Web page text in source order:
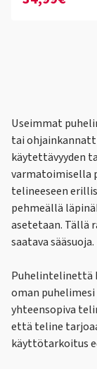
Useimmat
tai
käytettävyyden
varmatoimisella
telineeseen
pehmeällä
asetetaan. Tällä
saatava sääsuoja.
Puhelintelinettä
oman
yhteensopiva
että teline
käyttötarkoitus